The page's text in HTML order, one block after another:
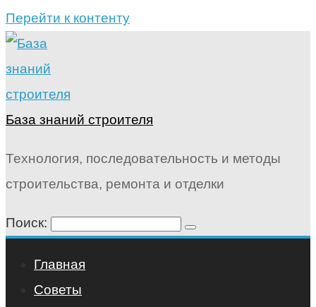
Перейти к контенту
База знаний строителя
Технология, последовательность и методы
строительства, ремонта и отделки
Поиск:
Главная
Советы